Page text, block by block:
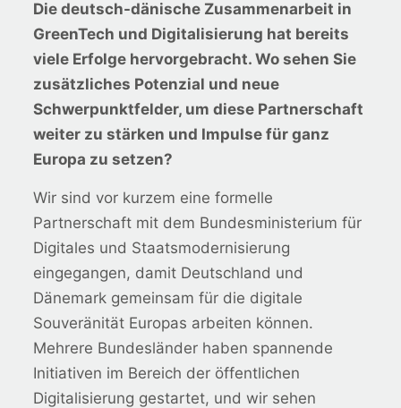
Die deutsch-dänische Zusammenarbeit in
GreenTech und Digitalisierung hat bereits
viele Erfolge hervorgebracht. Wo sehen Sie
zusätzliches Potenzial und neue
Schwerpunktfelder, um diese Partnerschaft
weiter zu stärken und Impulse für ganz
Europa zu setzen?
Wir sind vor kurzem eine formelle
Partnerschaft mit dem Bundesministerium für
Digitales und Staatsmodernisierung
eingegangen, damit Deutschland und
Dänemark gemeinsam für die digitale
Souveränität Europas arbeiten können.
Mehrere Bundesländer haben spannende
Initiativen im Bereich der öffentlichen
Digitalisierung gestartet, und wir sehen